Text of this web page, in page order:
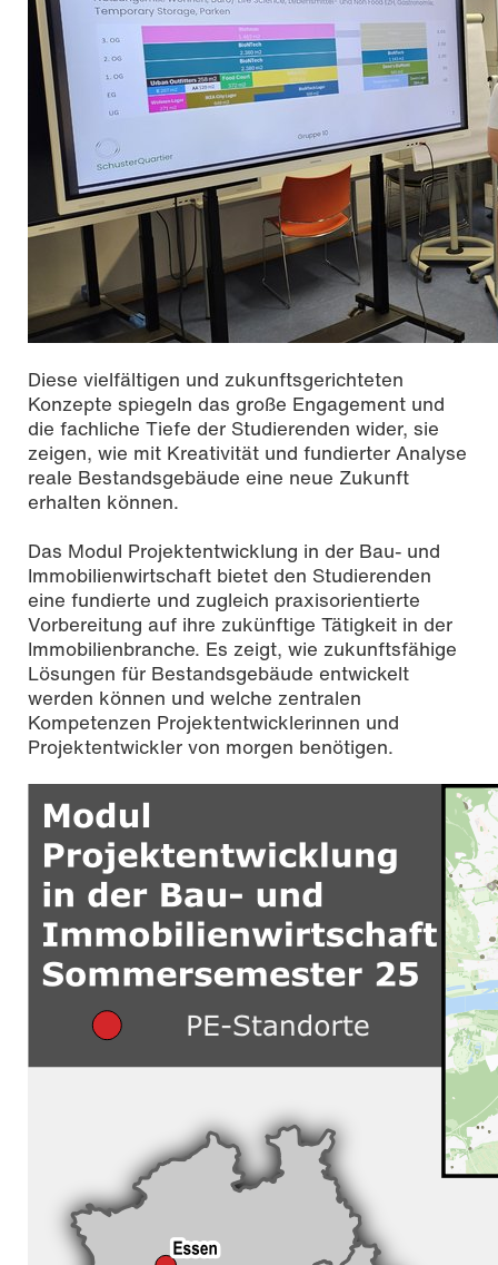
Diese vielfältigen und zukunftsgerichteten
Konzepte spiegeln das große Engagement und
die fachliche Tiefe der Studierenden wider, sie
zeigen, wie mit Kreativität und fundierter Analyse
reale Bestandsgebäude eine neue Zukunft
erhalten können.
Das Modul Projektentwicklung in der Bau- und
Immobilienwirtschaft bietet den Studierenden
eine fundierte und zugleich praxisorientierte
Vorbereitung auf ihre zukünftige Tätigkeit in der
Immobilienbranche. Es zeigt, wie zukunftsfähige
Lösungen für Bestandsgebäude entwickelt
werden können und welche zentralen
Kompetenzen Projektentwicklerinnen und
Projektentwickler von morgen benötigen.